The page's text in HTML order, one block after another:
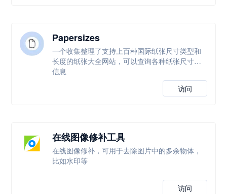
Papersizes
一个收集整理了支持上百种国际纸张尺寸类型和
长度的纸张大全网站，可以查询各种纸张尺寸等
信息
访问
在线图像修补工具
在线图像修补，可用于去除图片中的多余物体，
比如水印等
访问